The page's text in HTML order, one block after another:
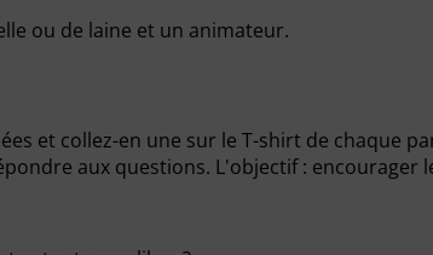
ou de laine et un animateur.
et collez-en une sur le T-shirt de chaque
aux questions. L'objectif :